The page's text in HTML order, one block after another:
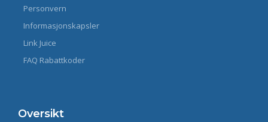
Personvern
Informasjonskapsler
Link Juice
FAQ Rabattkoder
Oversikt